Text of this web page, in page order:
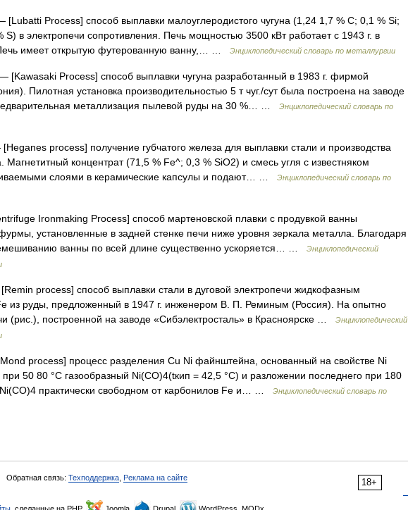
[Lubatti Process] способ выплавки малоуглеродистого чугуна (1,24 1,7 % С; 0,1 % Si;
S) в электропечи сопротивления. Печь мощностью 3500 кВт работает с 1943 г. в
имеет открытую футерованную ванну,… …
Энциклопедический словарь по металлургии
[Kawasaki Process] способ выплавки чугуна разработанный в 1983 г. фирмой
Пилотная установка производительностью 5 т чуг./сут была построена на заводе
металлизация пылевой руды на 30 %… …
Энциклопедический словарь по
process] получение губчатого железа для выплавки стали и производства
Магнетитный концентрат (71,5 % Fe^; 0,3 % SiO2) и смесь угля с известняком
слоями в керамические капсулы и подают… …
Энциклопедический словарь по
Ironmaking Process] способ мартеновской плавки с продувкой ванны
установленные в задней стенке печи ниже уровня зеркала металла. Благодаря
ванны по всей длине существенно ускоряется… …
Энциклопедический
process] способ выплавки стали в дуговой электропечи жидкофазным
из руды, предложенный в 1947 г. инженером В. П. Реминым (Россия). На опытно
(рис.), построенной на заводе «Сибэлектросталь» в Красноярске …
Энциклопедический
process] процесс разделения Cu Ni файнштейна, основанный на свойстве Ni
50 80 °С газообразный Ni(CO)4(tкип = 42,5 °С) и разложении последнего при 180
практически свободном от карбонилов Fe и… …
Энциклопедический словарь по
18+
Обратная связь: Техподдержка Реклама на сайте